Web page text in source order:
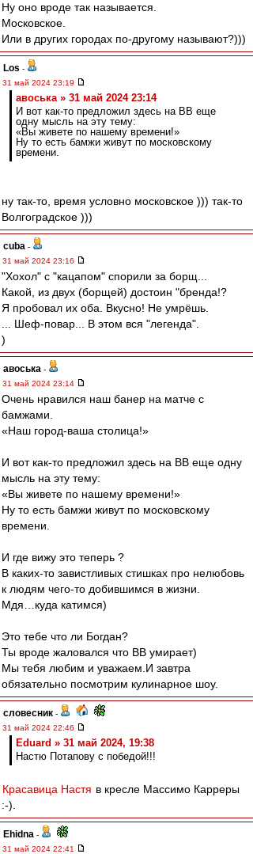
Ну оно вроде так называется.
Московское.
Или в других городах по-другому называют?)))
Los -
31 май 2024 23:19
авоська » 31 май 2024 23:14
И вот как-то предложил здесь на ВВ еще
одну мысль на эту тему:
«Вы живете по нашему времени!»
Ну то есть бамжи живут по московскому
времени.
ну так-то, время условно московское ))) так-то
Волгоградское )))
cuba -
31 май 2024 23:16
"Хохол" с "кацапом" спорили за борщ...
Какой, из двух (борщей) достоин "бренда!?
Я пробовал их оба. Вкусно! Не умрёшь.
... Шеф-повар... В этом вся "легенда".
)
авоська -
31 май 2024 23:14
Очень нравился наш банер на матче с
бамжами.
«Наш город-ваша столица!»
И вот как-то предложил здесь на ВВ еще одну
мысль на эту тему:
«Вы живете по нашему времени!»
Ну то есть бамжи живут по московскому
времени.
И где вижу это теперь ?
В каких-то завистливых стишках про нелюбовь
к людям чего-то добившимся в жизни.
Мдя…куда катимся)
Это тебе что ли Богдан?
Ты вроде жаловался что ВВ умирает)
Мы тебя любим и уважаем.И завтра
обязательно посмотрим кулинарное шоу.
словесник -
31 май 2024 22:46
Eduard » 31 май 2024, 19:38
Настю Потапову с победой!!!
Красавица Настя в кресле Массимо Карреры
:-).
Ehidna -
31 май 2024 22:41